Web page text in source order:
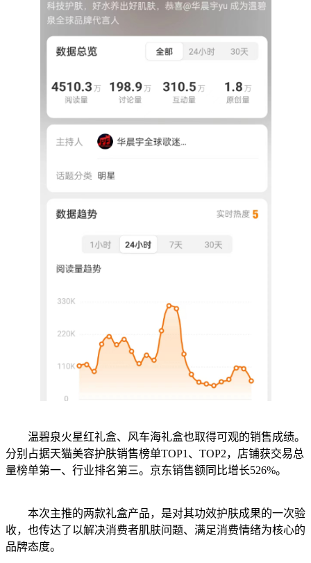
温碧泉火星红礼盒、风车海礼盒也取得可观的销售成绩。
分别占据天猫美容护肤销售榜单TOP1、TOP2，店铺获交易总
量榜单第一、行业排名第三。京东销售额同比增长526%。
本次主推的两款礼盒产品，是对其功效护肤成果的一次验
收，也传达了以解决消费者肌肤问题、满足消费情绪为核心的
品牌态度。